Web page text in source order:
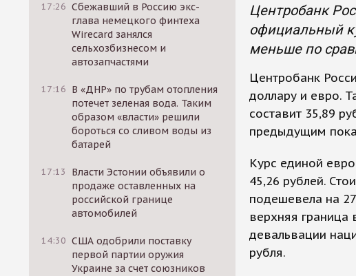
17:26 Сбежавший в Россию экс-
глава немецкого финтеха
Wirecard занялся
сельхозбизнесом и
автозапчастями
17:16 В «ДНР» по трубам отопления
потечет зеленая вода. Таким
образом «власти» решили
бороться со сливом воды из
батарей
17:13
Власти Эстонии объявили о
продаже оставленных на
российской границе
автомобилей
14:30 США одобрили поставку
первой партии оружия
Украине за счет союзников
Центробанк
официальный
меньше по
Центробанк
доллару и евро.
составит 35,89
предыдущим
Курс единой
45,26 рублей.
подешевела на
верхняя граница
девальвации
рубля.